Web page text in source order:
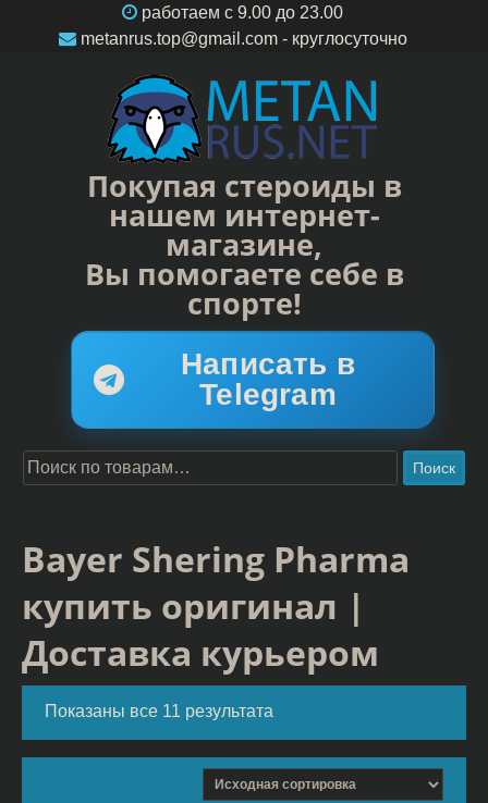
работаем c 9.00 до 23.00
metanrus.top@gmail.com- круглосуточно
Покупая стероиды в
нашем интернет-
магазине,
Вы помогаете себе в
спорте!
Написать в
Telegram
Поиск
Bayer Shering Pharma
купить оригинал |
Доставка курьером
Показаны все 11 результата